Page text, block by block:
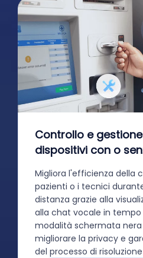
Controllo e
dispositivi con o
Migliora l'efficienza della
pazienti o i tecnici
distanza grazie alla
alla chat vocale in tempo
modalità schermata
migliorare la privacy e
del processo di